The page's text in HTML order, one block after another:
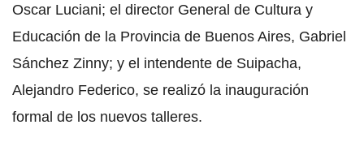
Oscar Luciani; el director General de Cultura y
Educación de la Provincia de Buenos Aires, Gabriel
Sánchez Zinny; y el intendente de Suipacha,
Alejandro Federico, se realizó la inauguración
formal de los nuevos talleres.